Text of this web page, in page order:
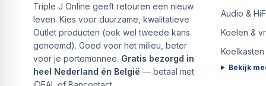
Triple J Online geeft retouren een nieuw
leven. Kies voor duurzame, kwalitatieve
Outlet producten (ook wel tweede kans
genoemd). Goed voor het milieu, beter
voor je portemonnee. Gratis bezorgd in
heel Nederland én België — betaal met
Audio &
Koelen &
Koelkasten
Bekijk